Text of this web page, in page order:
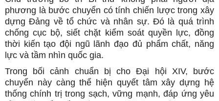
phương là bước chuyển có tính chiến lược trong xây
dựng Đảng về tổ chức và nhân sự. Đó là quá trình
chống cục bộ, siết chặt kiểm soát quyền lực, đồng
thời kiến tạo đội ngũ lãnh đạo đủ phẩm chất, năng
lực và tầm nhìn quốc gia.
Trong bối cảnh chuẩn bị cho Đại hội XIV, bước
chuyển này càng thể hiện quyết tâm xây dựng hệ
thống chính trị trong sạch, vững mạnh, đáp ứng yêu